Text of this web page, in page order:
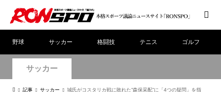
野球 サッカー 格闘技 テニス ゴルフ
サッカー
記事 サッカー
城氏がコスタリカ戦に敗れた”森保采配”に「4つの疑問」を指